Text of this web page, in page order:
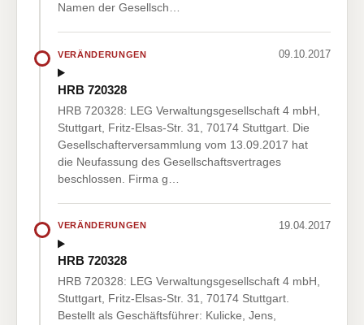
Namen der Gesellsch…
VERÄNDERUNGEN 09.10.2017
HRB 720328
HRB 720328: LEG Verwaltungsgesellschaft 4 mbH,
Stuttgart, Fritz-Elsas-Str. 31, 70174 Stuttgart. Die
Gesellschafterversammlung vom 13.09.2017 hat
die Neufassung des Gesellschaftsvertrages
beschlossen. Firma g…
VERÄNDERUNGEN 19.04.2017
HRB 720328
HRB 720328: LEG Verwaltungsgesellschaft 4 mbH,
Stuttgart, Fritz-Elsas-Str. 31, 70174 Stuttgart.
Bestellt als Geschäftsführer: Kulicke, Jens,